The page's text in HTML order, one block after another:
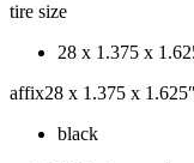
tire size
28 x 1.375 x
affix28 x 1.375 x
black